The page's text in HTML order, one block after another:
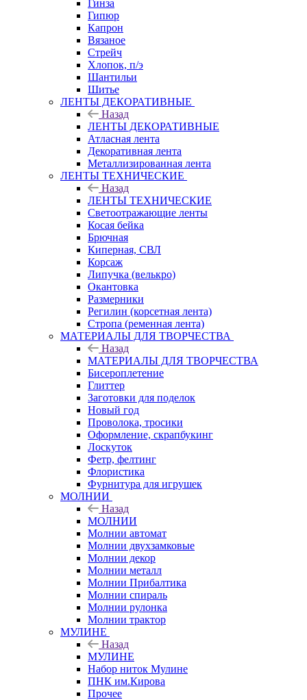
Гинза
Гипюр
Капрон
Вязаное
Стрейч
Хлопок, п/э
Шантильи
Шитье
ЛЕНТЫ ДЕКОРАТИВНЫЕ
Назад
ЛЕНТЫ ДЕКОРАТИВНЫЕ
Атласная лента
Декоративная лента
Металлизированная лента
ЛЕНТЫ ТЕХНИЧЕСКИЕ
Назад
ЛЕНТЫ ТЕХНИЧЕСКИЕ
Светоотражающие ленты
Косая бейка
Брючная
Киперная, СВЛ
Корсаж
Липучка (велькро)
Окантовка
Размерники
Регилин (корсетная лента)
Стропа (ременная лента)
МАТЕРИАЛЫ ДЛЯ ТВОРЧЕСТВА
Назад
МАТЕРИАЛЫ ДЛЯ ТВОРЧЕСТВА
Бисероплетение
Глиттер
Заготовки для поделок
Новый год
Проволока, тросики
Оформление, скрапбукинг
Лоскуток
Фетр, фелтинг
Флористика
Фурнитура для игрушек
МОЛНИИ
Назад
МОЛНИИ
Молнии автомат
Молнии двухзамковые
Молнии декор
Молнии металл
Молнии Прибалтика
Молнии спираль
Молнии рулонка
Молнии трактор
МУЛИНЕ
Назад
МУЛИНЕ
Набор ниток Мулине
ПНК им.Кирова
Прочее